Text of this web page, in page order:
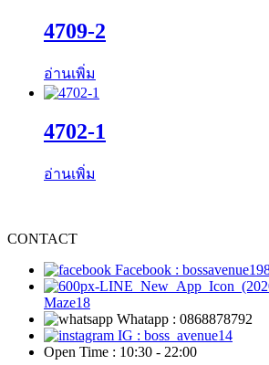
4709-2
อ่านเพิ่ม
4702-1
อ่านเพิ่ม
CONTACT
Facebook :
Maze18
Whatapp : 0868878792
IG : boss_avenue14
Open Time : 10:30 - 22:00